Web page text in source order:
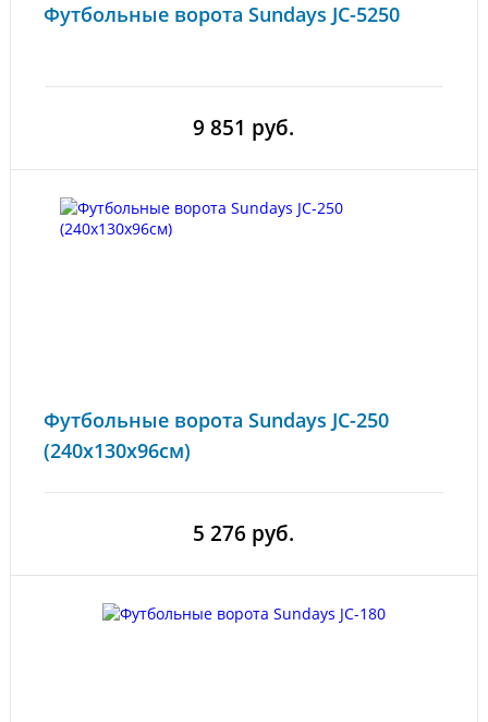
Футбольные ворота Sundays JC-5250
9 851 руб.
Футбольные ворота Sundays JC-250
(240x130x96см)
5 276 руб.